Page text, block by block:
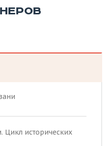
Цикл исторических